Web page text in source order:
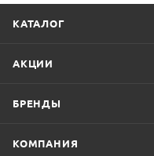
КАТАЛОГ
АКЦИИ
БРЕНДЫ
КОМПАНИЯ